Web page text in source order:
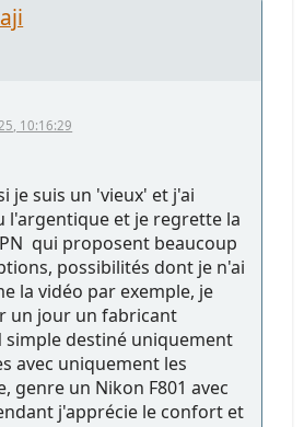
10:16:29
je suis un 'vieux' et j'ai
l'argentique et je regrette la
qui proposent beaucoup
possibilités dont je n'ai
la vidéo par exemple, je
un jour un fabricant
simple destiné uniquement
avec uniquement les
genre un Nikon F801 avec
j'apprécie le confort et